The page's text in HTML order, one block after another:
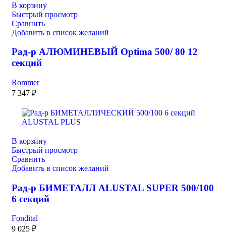
В корзину
Быстрый просмотр
Сравнить
Добавить в список желаний
Рад-р АЛЮМИНЕВЫЙ Optima 500/ 80 12
секций
Rommer
7 347 ₽
В корзину
Быстрый просмотр
Сравнить
Добавить в список желаний
Рад-р БИМЕТАЛЛ ALUSTAL SUPER 500/100
6 секций
Fondital
9 025 ₽